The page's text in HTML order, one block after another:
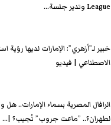
League وتدير جلسة...
خبير لـ”أزهري”: الإمارات لديها رؤية
الاصطناعي | فيديو
الرافال المصرية بسماء الإمارات.. هل
لطهران؟.. ”ماعت جروب” تُجيب؟ |...